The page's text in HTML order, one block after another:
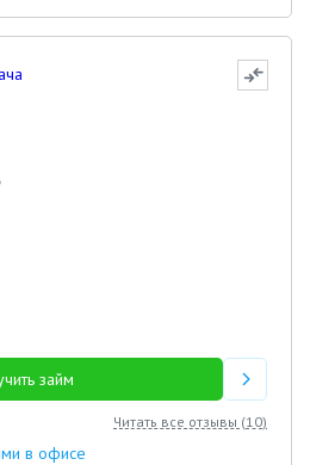
займ
Читать все отзывы (10)
в офисе